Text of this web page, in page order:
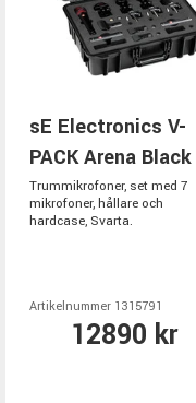
sE Electronics V-
PACK Arena Black
Trummikrofoner, set med 7
mikrofoner, hållare och
hardcase, Svarta.
Artikelnummer 1315791
12890 kr